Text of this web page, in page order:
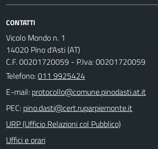
CONTATTI
Vicolo Mondo n. 1
14020 Pino d'Asti (AT)
C.F. 00201720059 - P.Iva: 00201720059
Telefono:011 9925424
E-mail:
PEC:
URP (Ufficio Relazioni col Pubblico)
Uffici e orari